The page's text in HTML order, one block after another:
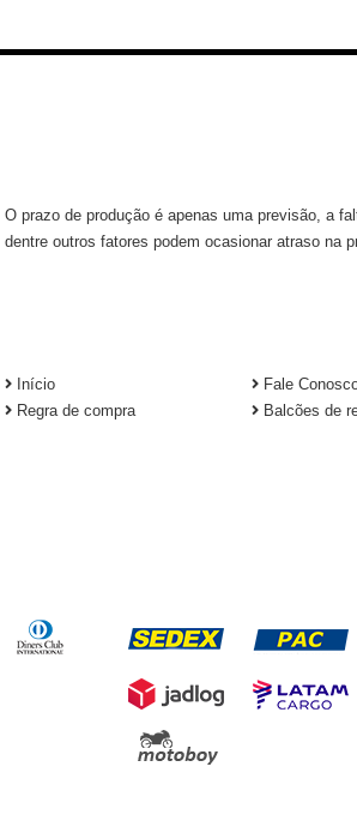
O prazo de produção é apenas uma previsão, a
dentre outros fatores podem ocasionar atraso na
Início
Fale
Regra de compra
Balcões de